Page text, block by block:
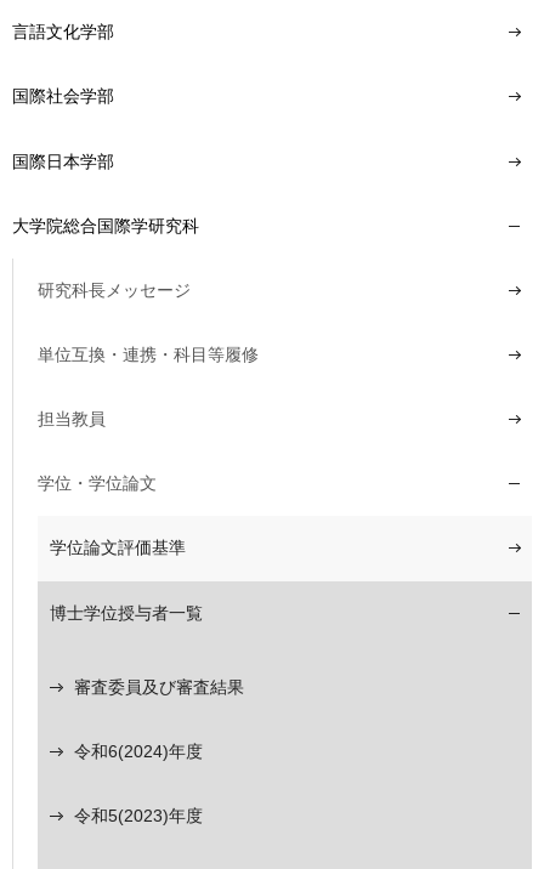
言語文化学部
国際社会学部
国際日本学部
大学院総合国際学研究科
研究科長メッセージ
単位互換・連携・科目等履修
担当教員
学位・学位論文
学位論文評価基準
博士学位授与者一覧
審査委員及び審査結果
令和6(2024)年度
令和5(2023)年度